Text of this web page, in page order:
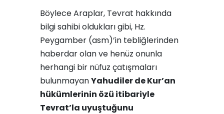
Böylece Araplar, Tevrat hakkında
bil­gi sahibi oldukları gibi, Hz.
Peygamber (asm)’in tebliğlerinden
haberdar olan ve henüz onunla
herhangi bir nüfuz çatışmaları
bulunmayanYahudiler de Kur’an
hükümle­rinin özü itibariyle
Tevrat’la uyuştuğunu